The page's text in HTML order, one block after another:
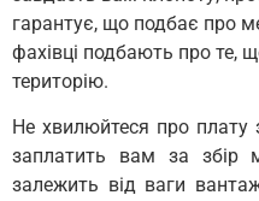
гарантує, що подбає про
фахівці подбають про те,
територію.
Не хвилюйтеся про плату
заплатить вам за збір
залежить від ваги